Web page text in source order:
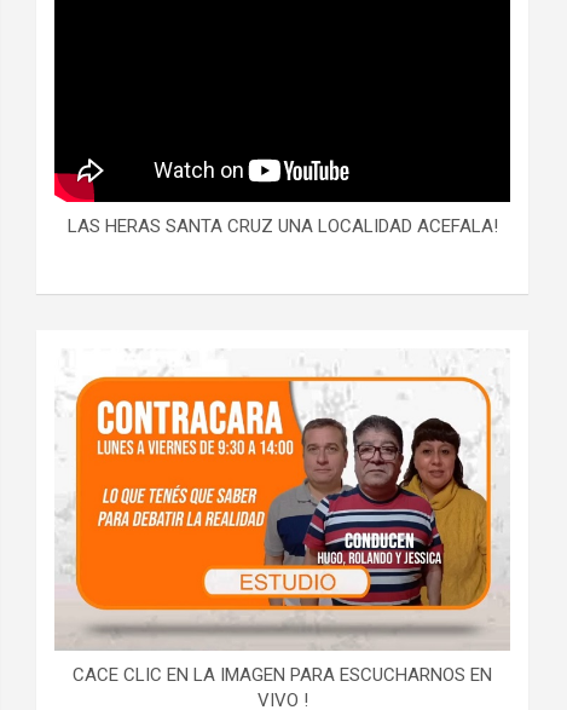
LAS HERAS SANTA CRUZ UNA LOCALIDAD ACEFALA!
CACE CLIC EN LA IMAGEN PARA ESCUCHARNOS EN
VIVO !